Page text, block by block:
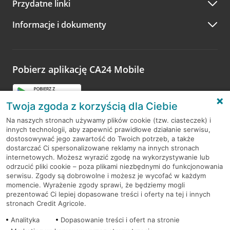
Przeczytaj i zaakceptuj regulamin, a
Przydatne linki
Informacje i dokumenty
Pobierz aplikację CA24 Mobile
RODO
Regulamin serwisu
Mapa serwisu
Polityka Cookies
Twoja zgoda z korzyścią dla Ciebie
Na naszych stronach używamy plików cookie (tzw. ciasteczek) i
innych technologii, aby zapewnić prawidłowe działanie serwisu,
dostosowywać jego zawartość do Twoich potrzeb, a także
dostarczać Ci spersonalizowane reklamy na innych stronach
internetowych. Możesz wyrazić zgodę na wykorzystywanie lub
odrzucić pliki cookie – poza plikami niezbędnymi do funkcjonowania
serwisu. Zgody są dobrowolne i możesz je wycofać w każdym
momencie. Wyrażenie zgody sprawi, że będziemy mogli
prezentować Ci lepiej dopasowane treści i oferty na tej i innych
stronach Credit Agricole.
Analityka
Dopasowanie treści i ofert na stronie